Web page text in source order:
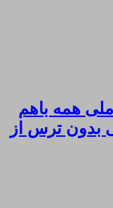
همه باهم
بدون ترس از